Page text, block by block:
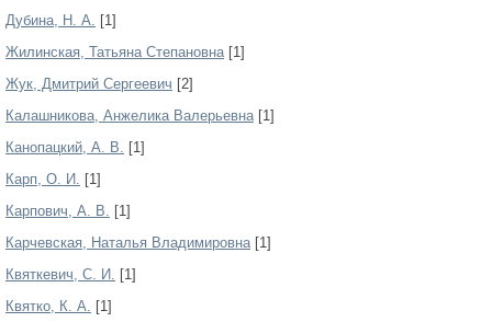
Дубина, Н. А. [1]
Жилинская, Татьяна Степановна[1]
Жук, Дмитрий Сергеевич [2]
Калашникова, Анжелика Валерьевна[1]
Канопацкий, А. В. [1]
Карп, О. И. [1]
Карпович, А. В. [1]
Карчевская, Наталья Владимировна[1]
Квяткевич, С. И. [1]
Квятко, К. А. [1]